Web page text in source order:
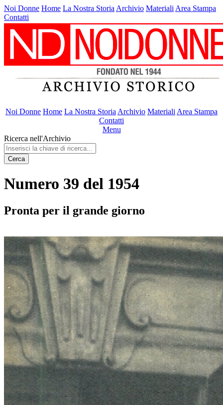
Noi Donne Home La Nostra Storia Archivio Materiali Area Stampa
Contatti
Noi Donne Home La Nostra Storia Archivio Materiali Area Stampa
Contatti
Menu
Ricerca nell'Archivio
Cerca
Numero 39 del 1954
Pronta per il grande giorno